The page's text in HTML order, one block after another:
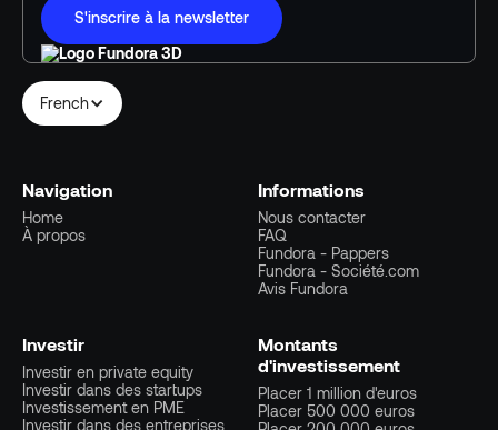
S'inscrire à la newsletter
French
Navigation
Home
À propos
Informations
Nous contacter
FAQ
Fundora - Pappers
Fundora - Société.com
Avis Fundora
Investir
Investir en private equity
Investir dans des startups
Investissement en PME
Investir dans des entreprises
Montants
d'investissement
Placer 1 million d'euros
Placer 500 000 euros